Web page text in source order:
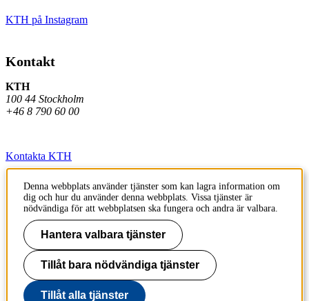
KTH på Instagram
Kontakt
KTH
100 44 Stockholm
+46 8 790 60 00
Kontakta KTH
Jobba på KTH
Press och media
Faktura och betalning KTH
Om KTH:s webbplatser
Tillgänglighetsredogörelse
Denna webbplats använder tjänster som kan lagra information om
dig och hur du använder denna webbplats. Vissa tjänster är
nödvändiga för att webbplatsen ska fungera och andra är valbara.
Hantera valbara tjänster
Tillåt bara nödvändiga tjänster
Tillåt alla tjänster